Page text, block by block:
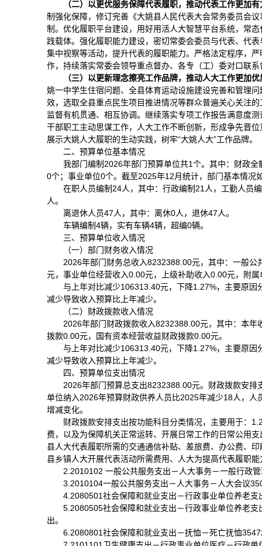
（二）以更优服务保障代表履职，推动代表工作更加
制强化保障，修订完善《大姚县人民代表大会常务委员会
制。优化履职平台建设，用好用活人大智慧平台系统，常
践载体。强化履职能力建设，密切常委会委员与代表、代
集中视察等活动，提升代表的履职能力。严格法定程序，
作，持续落实常委会领导重点督办、各专（工）委对口联
（三）以更新理念擦亮工作品牌，推动人大工作更加
姚一中学生住宿问题、全县体育运动设施建设完善和管理
效，选取全县重点民生项目推进情况等群众普遍关心关注
监督有机贯通、相互协调。继续落实专项工作报告满意度
干部职工主动思谋工作，人大工作不断创新，形成争先晋
展示大姚人大履职的生动实践，树牢“大姚人大”工作品牌。
二、预算单位基本情况
我部门编制2026年部门预算单位共1个。其中：财政
0个；事业单位0个。截至2025年12月统计，部门基本情况
在职人员编制24人，其中：行政编制21人，工勤人员
人。
离退休人员47人，其中：离休0人，退休47人。
车辆编制4辆，实有车辆4辆，超编0辆。
三、预算单位收入情况
（一）部门财务收入情况
2026年部门财务总收入8232388.00元，其中：一般
元，事业单位经营收入0.00元，上级补助收入0.00元，附
与上年对比减少106313.40元，下降1.27%，主要原
减少导致收入预算比上年减少。
（二）财政拨款收入情况
2026年部门财政拨款收入8232388.00元，其中：本
拨款0.00元，国有资本经营收益财政拨款0.00元。
与上年对比减少106313.40元，下降1.27%，主要原
减少导致收入预算比上年减少。
四、预算单位支出情况
2026年部门预算总支出8232388.00元。财政拨款安
单位纳入2026年预算财政供养人员比2025年减少18人，
增减变化。
财政拨款安排支出按功能科目分类情况，主要用于：
费，以及为保障机关正常运转、开展日常工作的日常公用
县人大代表履职所需的交通通信补贴、差旅费、办公费、
县乡镇人大开展代表活动所需费用、人大为提高代表履职
2.2010102 一般公共服务支出－人大事务－一般行政
3.2010104一般公共服务支出－人大事务－人大会议
4.2080501社会保障和就业支出－行政事业单位养老
5.2080505社会保障和就业支出－行政事业单位养老
出。
6.2080801社会保障和就业支出－抚恤－死亡抚恤